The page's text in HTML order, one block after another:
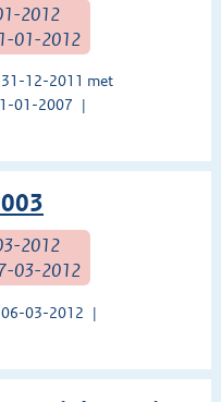
2012
01-2012
12-2011 met
01-2007
2012
03-2012
03-2012